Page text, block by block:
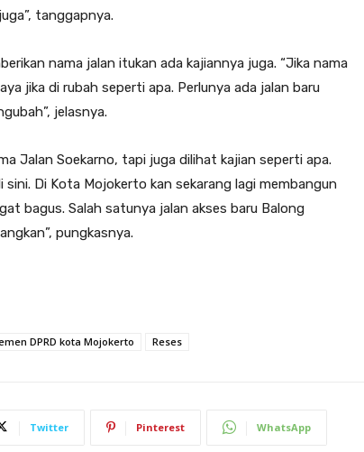
tanggapnya.
nama jalan itukan ada kajiannya juga. “Jika nama
jika di rubah seperti apa. Perlunya ada jalan baru
jelasnya.
Jalan Soekarno, tapi juga dilihat kajian seperti apa.
sini. Di Kota Mojokerto kan sekarang lagi membangun
bagus. Salah satunya jalan akses baru Balong
pungkasnya.
DPRD kota Mojokerto Reses
Twitter Pinterest WhatsApp